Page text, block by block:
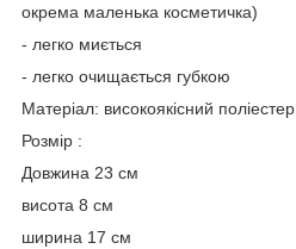
окрема маленька косметичка)
- легко миється
- легко очищається губкою
Матеріал: високоякісний поліестер
Розмір :
Довжина 23 см
висота 8 см
ширина 17 см